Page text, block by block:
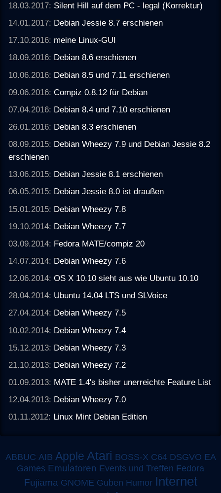
18.03.2017: Silent Hill auf dem PC - legal (Korrektur)
14.01.2017: Debian Jessie 8.7 erschienen
17.10.2016: meine Linux-GUI
18.09.2016: Debian 8.6 erschienen
10.06.2016: Debian 8.5 und 7.11 erschienen
09.06.2016:Compiz 0.8.12 für Debian
07.04.2016: Debian 8.4 und 7.10 erschienen
26.01.2016: Debian 8.3 erschienen
08.09.2015: Debian Wheezy 7.9 und Debian Jessie 8.2
erschienen
13.06.2015: Debian Jessie 8.1 erschienen
06.05.2015: Debian Jessie 8.0 ist draußen
15.01.2015: Debian Wheezy 7.8
19.10.2014: Debian Wheezy 7.7
03.09.2014: Fedora MATE/compiz 20
14.07.2014: Debian Wheezy 7.6
12.06.2014:OS X 10.10 sieht aus wie Ubuntu 10.10
28.04.2014: Ubuntu 14.04 LTS und SLVoice
27.04.2014: Debian Wheezy 7.5
10.02.2014: Debian Wheezy 7.4
15.12.2013: Debian Wheezy 7.3
21.10.2013: Debian Wheezy 7.2
01.09.2013: MATE 1.4's bisher unerreichte Feature List
12.04.2013: Debian Wheezy 7.0
01.11.2012: Linux Mint Debian Edition
ABBUC AIB Apple Atari BOSS-X C64 DSGVO EA
Games Emulatoren Events und Treffen Fedora
Fujiama GNOME Guben Humor Internet